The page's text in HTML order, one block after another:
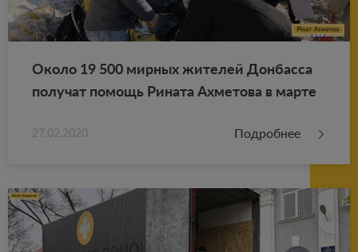
Около 19 500 мир­ных жи­те­лей Дон­бас­са
по­лу­чат по­мощь Ри­на­та Ах­ме­то­ва в марте
27.02.2020 Подробнее